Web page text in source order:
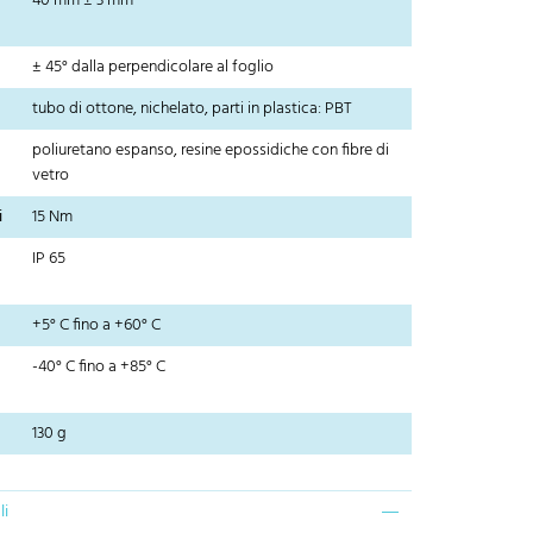
± 45° dalla perpendicolare al foglio
tubo di ottone, nichelato, parti in plastica: PBT
poliuretano espanso, resine epossidiche con fibre di
vetro
15 Nm
IP 65
+5° C fino a +60° C
-40° C fino a +85° C
130 g